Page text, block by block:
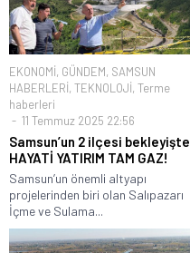
EKONOMİ, GÜNDEM, SAMSUN
HABERLERİ, TEKNOLOJİ, Terme
haberleri
11 Temmuz 2025 22:56
Samsun’un 2 ilçesi bekleyişte
HAYATİ YATIRIM TAM GAZ!
Samsun’un önemli altyapı
projelerinden biri olan Salıpazarı
İçme ve Sulama...